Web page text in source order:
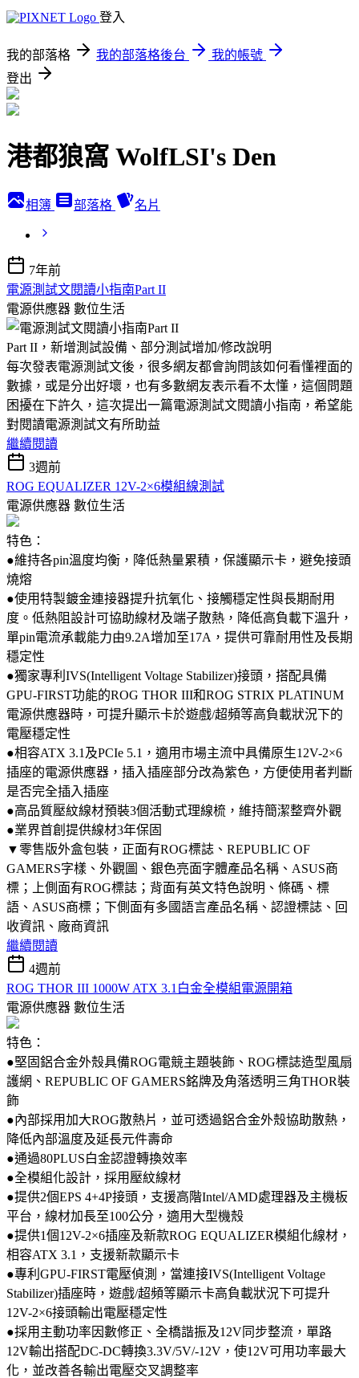
登入
我的部落格 我的部落格後台
我的帳號
登出
港都狼窩 WolfLSI's Den
相簿 部落格 名片
7年前
電源測試文閱讀小指南Part II
電源供應器 數位生活
Part II，新增測試設備、部分測試增加/修改說明
每次發表電源測試文後，很多網友都會詢問該如何看懂裡面的
數據，或是分出好壞，也有多數網友表示看不太懂，這個問題
困擾在下許久，這次提出一篇電源測試文閱讀小指南，希望能
對閱讀電源測試文有所助益
繼續閱讀
3週前
ROG EQUALIZER 12V-2×6模組線測試
電源供應器 數位生活
特色：
●維持各pin溫度均衡，降低熱量累積，保護顯示卡，避免接頭
燒熔
●使用特製鍍金連接器提升抗氧化、接觸穩定性與長期耐用
度。低熱阻設計可協助線材及端子散熱，降低高負載下溫升，
單pin電流承載能力由9.2A增加至17A，提供可靠耐用性及長期
穩定性
●獨家專利IVS(Intelligent Voltage Stabilizer)接頭，搭配具備
GPU-FIRST功能的ROG THOR III和ROG STRIX PLATINUM
電源供應器時，可提升顯示卡於遊戲/超頻等高負載狀況下的
電壓穩定性
●相容ATX 3.1及PCIe 5.1，適用市場主流中具備原生12V-2×6
插座的電源供應器，插入插座部分改為紫色，方便使用者判斷
是否完全插入插座
●高品質壓紋線材預裝3個活動式理線梳，維持簡潔整齊外觀
●業界首創提供線材3年保固
▼零售版外盒包裝，正面有ROG標誌、REPUBLIC OF
GAMERS字樣、外觀圖、銀色亮面字體產品名稱、ASUS商
標；上側面有ROG標誌；背面有英文特色說明、條碼、標
語、ASUS商標；下側面有多國語言產品名稱、認證標誌、回
收資訊、廠商資訊
繼續閱讀
4週前
ROG THOR III 1000W ATX 3.1白金全模組電源開箱
電源供應器 數位生活
特色：
●堅固鋁合金外殼具備ROG電競主題裝飾、ROG標誌造型風扇
護網、REPUBLIC OF GAMERS銘牌及角落透明三角THOR裝
飾
●內部採用加大ROG散熱片，並可透過鋁合金外殼協助散熱，
降低內部溫度及延長元件壽命
●通過80PLUS白金認證轉換效率
●全模組化設計，採用壓紋線材
●提供2個EPS 4+4P接頭，支援高階Intel/AMD處理器及主機板
平台，線材加長至100公分，適用大型機殼
●提供1個12V-2×6插座及新款ROG EQUALIZER模組化線材，
相容ATX 3.1，支援新款顯示卡
●專利GPU-FIRST電壓偵測，當連接IVS(Intelligent Voltage
Stabilizer)插座時，遊戲/超頻等顯示卡高負載狀況下可提升
12V-2×6接頭輸出電壓穩定性
●採用主動功率因數修正、全橋諧振及12V同步整流，單路
12V輸出搭配DC-DC轉換3.3V/5V/-12V，使12V可用功率最大
化，並改善各輸出電壓交叉調整率